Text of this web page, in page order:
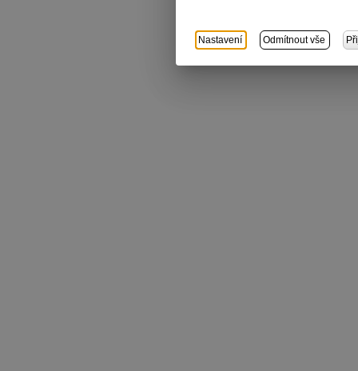
Nastavení Odmítnout vše